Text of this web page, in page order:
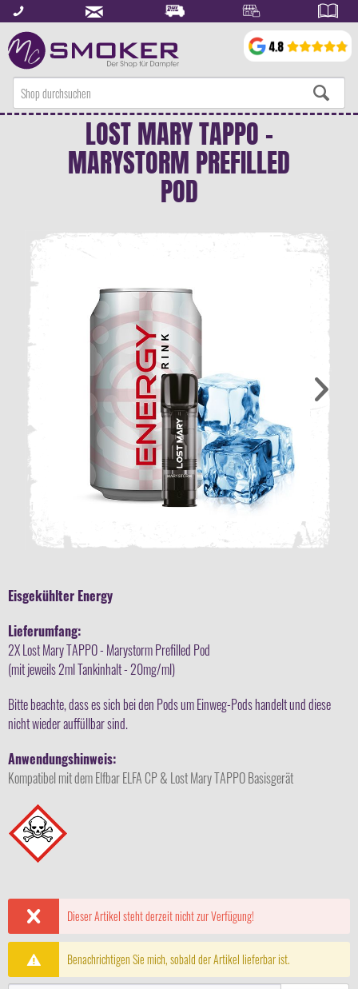
LOST MARY TAPPO -
MARYSTORM PREFILLED
POD
Eisgekühlter Energy
Lieferumfang:
2X Lost Mary TAPPO - Marystorm Prefilled Pod
(mit jeweils 2ml Tankinhalt - 20mg/ml)
Bitte beachte, dass es sich bei den Pods um Einweg-Pods handelt und diese
nicht wieder auffüllbar sind.
Anwendungshinweis:
Kompatibel mit dem Elfbar ELFA CP & Lost Mary TAPPO Basisgerät
Dieser Artikel steht derzeit nicht zur Verfügung!
Benachrichtigen Sie mich, sobald der Artikel lieferbar ist.